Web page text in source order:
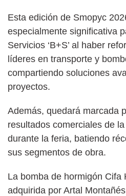
Esta edición de Smopyc
especialmente significativa
Servicios ‘B+S’ al haber
líderes en transporte y
compartiendo soluciones
proyectos.
Además, quedará marcada
resultados comerciales de
durante la feria, batiendo
sus segmentos de obra.
La bomba de hormigón Cifa
adquirida por Artal